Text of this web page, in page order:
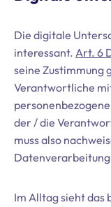
Die digitale
interessant. Art. 6
seine Zustimmung
Verantwortliche
der / die
muss also
Im Alltag sieht das